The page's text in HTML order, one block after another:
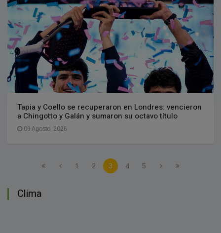
Tapia y Coello se recuperaron en Londres: vencieron
a Chingotto y Galán y sumaron su octavo título
09 Agosto, 2026
1 2 3 4 5
Clima